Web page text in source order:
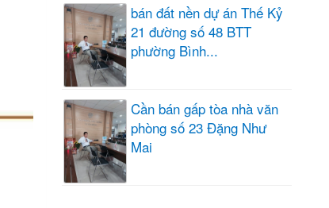
bán đất nền dự án Thế Kỷ
21 đường số 48 BTT
phường Bình...
Cần bán gấp tòa nhà văn
phòng số 23 Đặng Như
Mai